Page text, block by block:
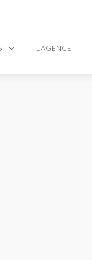
L'AGENCE